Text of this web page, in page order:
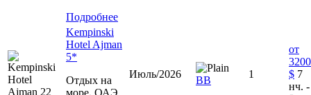
Подробнее
Kempinski
Hotel Ajman
5*
Отдых на
море, ОАЭ
Июль/2026
ВВ
1
от
3200
$ 7
нч. -